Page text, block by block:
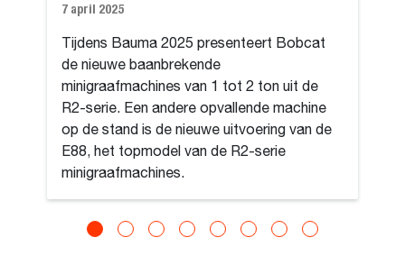
7 april 2025
Tijdens Bauma 2025 presenteert Bobcat
de nieuwe baanbrekende
minigraafmachines van 1 tot 2 ton uit de
R2-serie. Een andere opvallende machine
op de stand is de nieuwe uitvoering van de
E88, het topmodel van de R2-serie
minigraafmachines.